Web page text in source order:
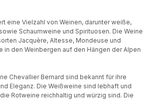
eine Vielzahl von Weinen, darunter weiße,
Schaumweine und Spirituosen. Die Weine
Jacquère, Altesse, Mondeuse und
in den Weinbergen auf den Hängen der Alpen
Chevallier Bernard sind bekannt für ihre
Eleganz. Die Weißweine sind lebhaft und
Rotweine reichhaltig und würzig sind. Die